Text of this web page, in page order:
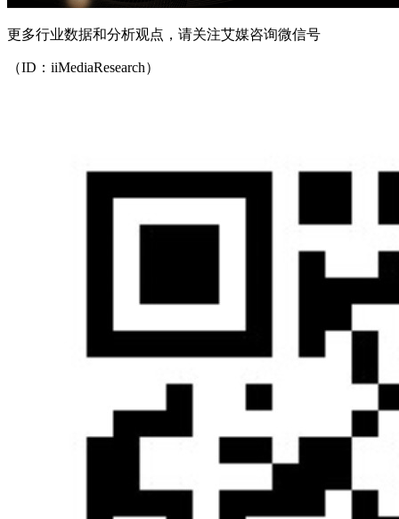
更多行业数据和分析观点，请关注艾媒咨询微信号
（ID：iiMediaResearch）